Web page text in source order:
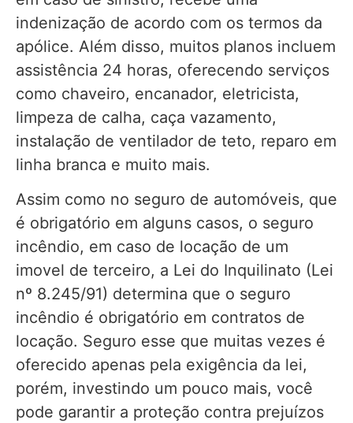
indenização de acordo com os termos da
apólice. Além disso, muitos planos incluem
assistência 24 horas, oferecendo serviços
como chaveiro, encanador, eletricista,
limpeza de calha, caça vazamento,
instalação de ventilador de teto, reparo em
linha branca e muito mais.
Assim como no seguro de automóveis, que
é obrigatório em alguns casos, o seguro
incêndio, em caso de locação de um
imovel de terceiro, a Lei do Inquilinato (Lei
nº 8.245/91) determina que o seguro
incêndio é obrigatório em contratos de
locação. Seguro esse que muitas vezes é
oferecido apenas pela exigência da lei,
porém, investindo um pouco mais, você
pode garantir a proteção contra prejuízos